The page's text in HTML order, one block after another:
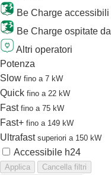
Be Charge
Be Charge ospitate
Altri operatori
Potenza
Slow fino a 7 kW
Quick fino a 22 kW
Fast fino a 75 kW
Fast+ fino a 149 kW
Ultrafast superiori a 150 kW
Accessibile h24
Applica
Cancella filtri